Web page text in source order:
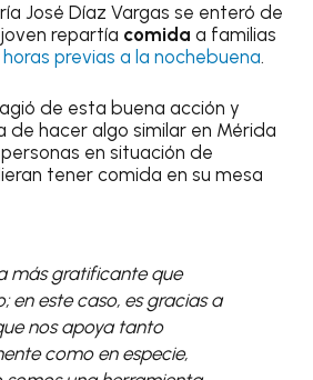
José Díaz Vargas se enteró de
repartía comidaa familias
horas previas a la nochebuena.
de esta buena acción y
de hacer algo similar en Mérida
en situación de
tener comida en su mesa
más gratificante que
en este caso, es gracias a
nos apoya tanto
como en especie,